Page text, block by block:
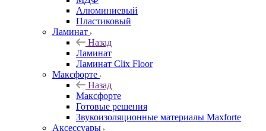
Алюминиевый
Пластиковый
Ламинат
Назад
Ламинат
Ламинат Clix Floor
Максфорте
Назад
Максфорте
Готовые решения
Звукоизоляционные материалы Maxforte
Аксессуары